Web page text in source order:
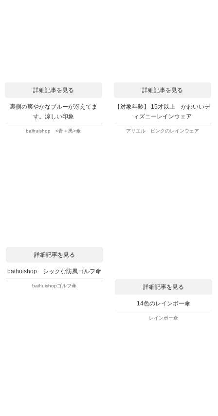
詳細記事を見る
裏側の爽やかなブルーが冴えてま
す。涼しい印象
baihuishop <青＋黒>傘
詳細記事を見る
【対象年齢】 15才以上 かわいいデ
ィズニーレインウェア
アリエル ピンクのレインウェア
詳細記事を見る
baihuishop シックな防風ゴルフ傘
baihuishopゴルフ傘 詳細記事を見る
14色のレインボー傘
レインボー傘